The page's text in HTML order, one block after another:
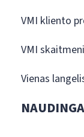
VMI kliento
VMI
Vienas
NAUDINGA